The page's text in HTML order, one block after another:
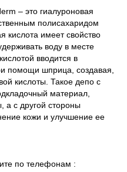
– это гиалуроновая
полисахаридом
кислота имеет свойство
воду в месте
вводится в
помощи шприца, создавая,
кислоты. Такое депо с
материал,
а с другой стороны
кожи и улучшение ее
по телефонам :